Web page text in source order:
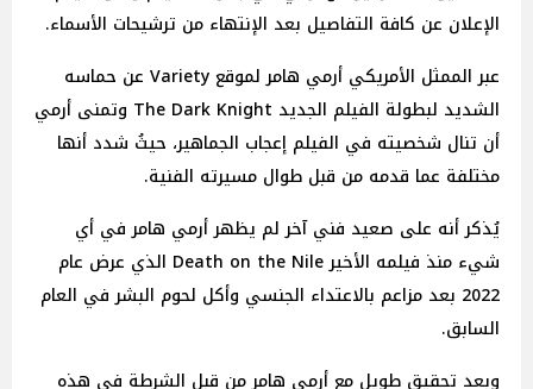
الإعلان عن كافة التفاصيل بعد الإنتهاء من ترشيحات الأسماء.
عبر الممثل الأمريكي أرمي هامر لموقع Variety عن حماسه
الشديد لبطولة الفيلم الجديد The Dark Knight وتمنى أرمي
أن تنال شخصيته في الفيلم إعجاب الجماهير، حيثُ شدد أنها
مختلفة عما قدمه من قبل طوال مسيرته الفنية.
يُذكر أنه على صعيد فني آخر لم يظهر أرمي هامر في أي
شيء منذ فيلمه الأخير Death on the Nile الذي عرض عام
2022 بعد مزاعم بالاعتداء الجنسي وأكل لحوم البشر في العام
السابق.
وبعد تحقيق طويل مع أرمي هامر من قبل الشرطة في هذه